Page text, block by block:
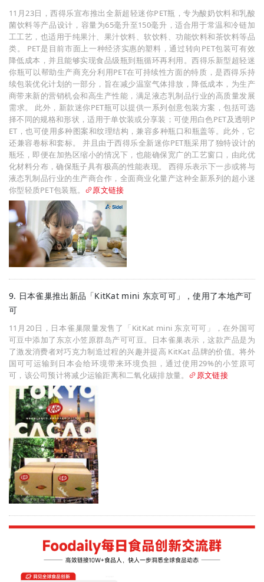
11月23日，西得乐宣布推出全新超轻迷你PET瓶，专为酸奶饮料和乳酸
菌饮料等产品设计，容量为65毫升至150毫升，适合用于常温和冷链加
工工艺，也适用于纯果汁、果汁饮料、软饮料、功能饮料和茶饮料等品
类。 PET是目前市面上一种经济实惠的塑料，通过转向PET包装可有效
降低成本，并且能够实现食品级瓶到瓶循环再利用。西得乐新型超轻迷
你瓶可以帮助生产商充分利用PET在可持续性方面的特质，是西得乐持
续包装优化计划的一部分，旨在减少温室气体排放，降低成本，为生产
商带来新的营销机会和高生产性能，满足液态乳制品行业的高质量发展
需求。 此外，新款迷你PET瓶可以提供一系列创意包装方案，包括可选
择不同的规格和形状，适用于单饮装或分享装；可使用白色PET及透明P
ET，也可使用多种图案和纹理结构，兼容多种瓶口和瓶盖等。此外，它
还兼容卷标和套标。 并且由于西得乐全新迷你PET瓶采用了独特设计的
瓶坯，即便在加热区缩小的情况下，也能确保宽广的工艺窗口，由此优
化材料分布，确保瓶子具有极高的性能表现。 西得乐表示下一步或将与
液态乳制品行业的生产商合作，全面商业化量产这种全新系列的超小迷
你型轻质PET包装瓶。
原文链接
9. 日本雀巢推出新品「KitKat mini 东京可可」，使用了本地产可
可
11月20日，日本雀巢限量发售了「KitKat mini 东京可可」，在外国可
可豆中添加了东京小笠原群岛产可可豆。日本雀巢表示，这款产品是为
了激发消费者对巧克力制造过程的兴趣并提高 KitKat 品牌的价值。将外
国可可运输到日本会给环境带来环境负担，通过使用29%的小笠原可
可，该公司预计将减少运输距离和二氧化碳排放量。
原文链接